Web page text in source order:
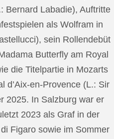
Bernard Labadie), Auftritte
als Wolfram in
sein Rollendebüt
Butterfly am Royal
die Titelpartie in Mozarts
d’Aix-en-Provence (L.: Sir
2025. In Salzburg war er
2023 als Graf in der
Figaro sowie im Sommer